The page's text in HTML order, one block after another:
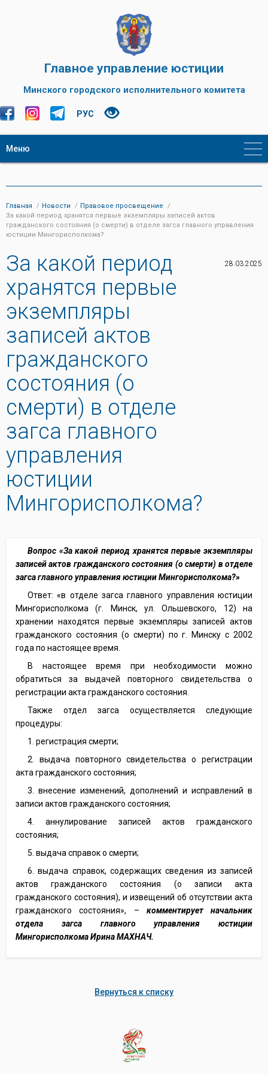
Главное управление юстиции
Минского городского исполнительного комитета
РУС
Меню
Главная Новости
Правовое просвещение
За какой период хранятся первые экземпляры записей актов
гражданского состояния (о смерти) в отделе загса главного управления
юстиции Мингорисполкома?
За какой период
хранятся первые
экземпляры
записей актов
гражданского
состояния (о
смерти) в отделе
загса главного
управления
юстиции
Мингорисполкома?
28.03.2025
Вопрос «За какой период хранятся первые экземпляры
записей актов гражданского состояния (о смерти) в отделе
загса главного управления юстиции Мингорисполкома?»
Ответ: «в отделе загса главного управления юстиции
Мингорисполкома (г. Минск, ул. Ольшевского, 12) на
хранении находятся первые экземпляры записей актов
гражданского состояния (о смерти) по г. Минску с 2002
года по настоящее время.
В настоящее время при необходимости можно
обратиться за выдачей повторного свидетельства о
регистрации акта гражданского состояния.
Также отдел загса осуществляется следующие
процедуры:
1. регистрация смерти;
2. выдача повторного свидетельства о регистрации
акта гражданского состояния;
3. внесение изменений, дополнений и исправлений в
записи актов гражданского состояния;
4. аннулирование записей актов гражданского
состояния;
5. выдача справок о смерти;
6. выдача справок, содержащих сведения из записей
актов гражданского состояния (о записи акта
гражданского состояния), и извещений об отсутствии акта
гражданского состояния», – комментирует начальник
отдела загса главного управления юстиции
Мингорисполкома Ирина МАХНАЧ.
Вернуться к списку